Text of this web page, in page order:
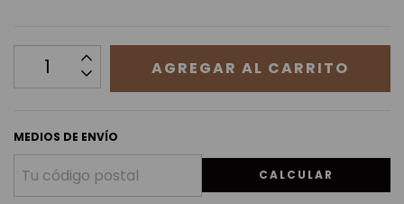
MEDIOS DE ENVÍO
CALCULAR